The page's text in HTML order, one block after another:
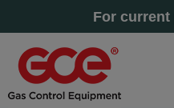
For current